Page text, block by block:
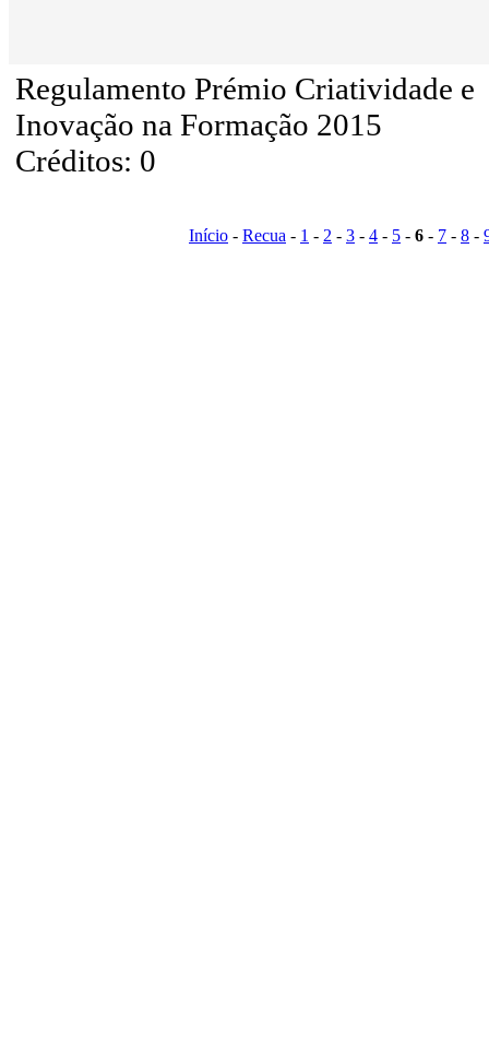
Regulamento Prémio Criatividade e
Inovação na Formação 2015
Créditos: 0
Início - Recua - 1 - 2 - 3 - 4 - 5 - 6 - 7 - 8 -